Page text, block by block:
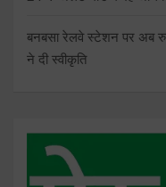
बनबसा रेलवे स्टेशन पर अब
ने दी स्वीकृति